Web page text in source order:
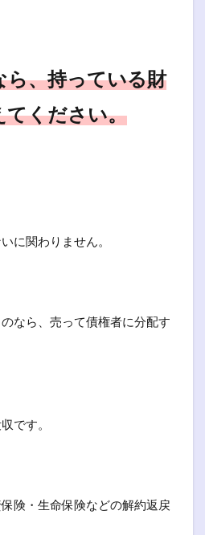
ら、持っている財
てください。
に関わりません。
なら、売って債権者に分配す
です。
険・生命保険などの解約返戻